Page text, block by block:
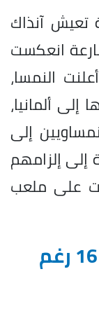
تعيش آنذاك
انعكست
النمسا،
ألمانيا،
إلى
إلى إلزامهم
على ملعب
خروج ألمانيا من الدور الـ 16 رغم